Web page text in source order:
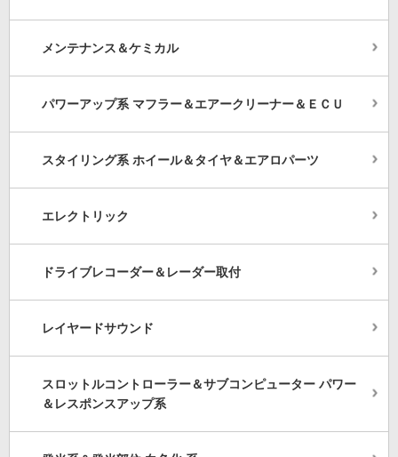
メンテナンス＆ケミカル
パワーアップ系 マフラー＆エアークリーナー＆ＥＣＵ
スタイリング系 ホイール＆タイヤ＆エアロパーツ
エレクトリック
ドライブレコーダー＆レーダー取付
レイヤードサウンド
スロットルコントローラー＆サブコンピューター パワー
＆レスポンスアップ系